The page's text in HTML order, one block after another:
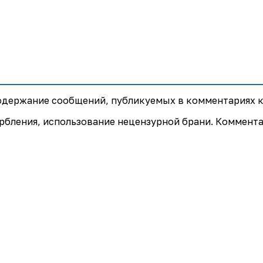
сообщений, публикуемых в комментариях
использование нецензурной брани.